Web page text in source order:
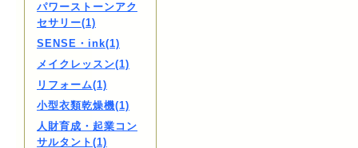
パワーストーンアク
セサリー(1)
SENSE・ink(1)
メイクレッスン(1)
リフォーム(1)
小型衣類乾燥機(1)
人財育成・起業コン
サルタント(1)